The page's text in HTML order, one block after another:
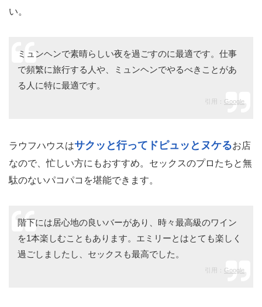
い。
ミュンヘンで素晴らしい夜を過ごすのに最適です。仕事
で頻繁に旅行する人や、ミュンヘンでやるべきことがあ
る人に特に最適です。
引用： Google
ラウフハウスはサクッと行ってドピュッとヌケるお店
なので、忙しい方にもおすすめ。セックスのプロたちと無
駄のないパコパコを堪能できます。
階下には居心地の良いバーがあり、時々最高級のワイン
を1本楽しむこともあります。エミリーとはとても楽しく
過ごしましたし、セックスも最高でした。
引用： Google